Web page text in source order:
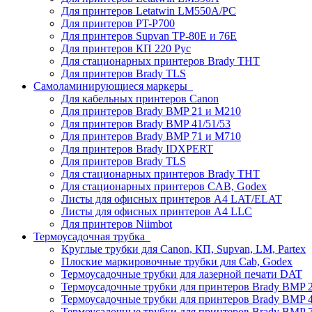
Для принтеров Letatwin LM550A/PC
Для принтеров PT-P700
Для принтеров Supvan TP-80E и 76E
Для принтеров КП 220 Рус
Для стационарных принтеров Brady THT
Для принтеров Brady TLS
Самоламинирующиеся маркеры
Для кабельных принтеров Canon
Для принтеров Brady BMP 21 и M210
Для принтеров Brady BMP 41/51/53
Для принтеров Brady BMP 71 и M710
Для принтеров Brady IDXPERT
Для принтеров Brady TLS
Для стационарных принтеров Brady THT
Для стационарных принтеров CAB, Godex
Листы для офисных принтеров А4 LAT/ELAT
Листы для офисных принтеров А4 LLC
Для принтеров Niimbot
Термоусадочная трубка
Круглые трубки для Canon, КП, Supvan, LM, Partex
Плоские маркировочные трубки для Cab, Godex
Термоусадочные трубки для лазерной печати DAT
Термоусадочные трубки для принтеров Brady BMP
Термоусадочные трубки для принтеров Brady BMP